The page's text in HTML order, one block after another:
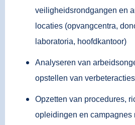
veiligheidsrondgangen en
locaties (opvangcentra,
laboratoria, hoofdkantoor)
Analyseren van
opstellen van
Opzetten van procedures,
opleidingen en campagnes